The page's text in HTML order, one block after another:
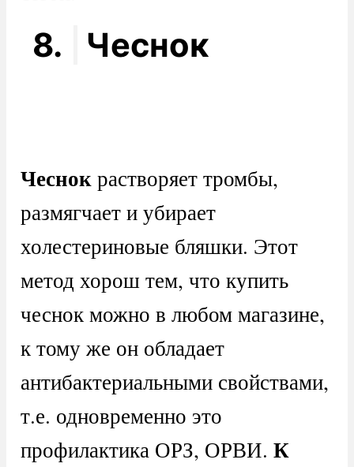
8. Чеснок
Чеснокрастворяет тромбы,
размягчает и убирает
холестериновые бляшки. Этот
метод хорош тем, что купить
чеснок можно в любом магазине,
к тому же он обладает
антибактериальными свойствами,
т.е. одновременно это
профилактика ОРЗ, ОРВИ. К